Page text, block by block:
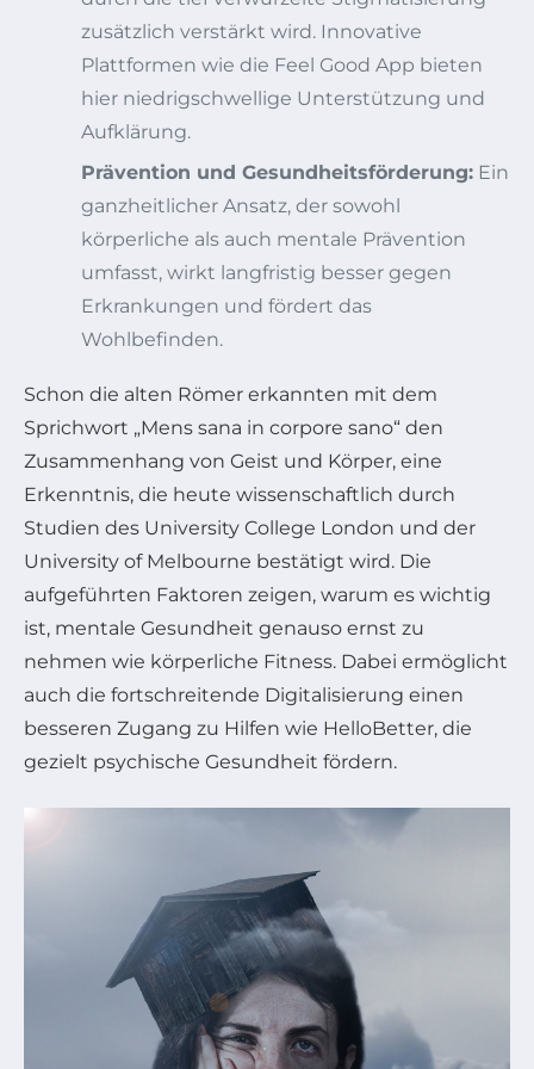
zusätzlich verstärkt wird. Innovative
Plattformen wie die Feel Good App bieten
hier niedrigschwellige Unterstützung und
Aufklärung.
Prävention und Gesundheitsförderung: Ein
ganzheitlicher Ansatz, der sowohl
körperliche als auch mentale Prävention
umfasst, wirkt langfristig besser gegen
Erkrankungen und fördert das
Wohlbefinden.
Schon die alten Römer erkannten mit dem
Sprichwort „Mens sana in corpore sano“ den
Zusammenhang von Geist und Körper, eine
Erkenntnis, die heute wissenschaftlich durch
Studien des University College London und der
University of Melbourne bestätigt wird. Die
aufgeführten Faktoren zeigen, warum es wichtig
ist, mentale Gesundheit genauso ernst zu
nehmen wie körperliche Fitness. Dabei ermöglicht
auch die fortschreitende Digitalisierung einen
besseren Zugang zu Hilfen wie HelloBetter, die
gezielt psychische Gesundheit fördern.